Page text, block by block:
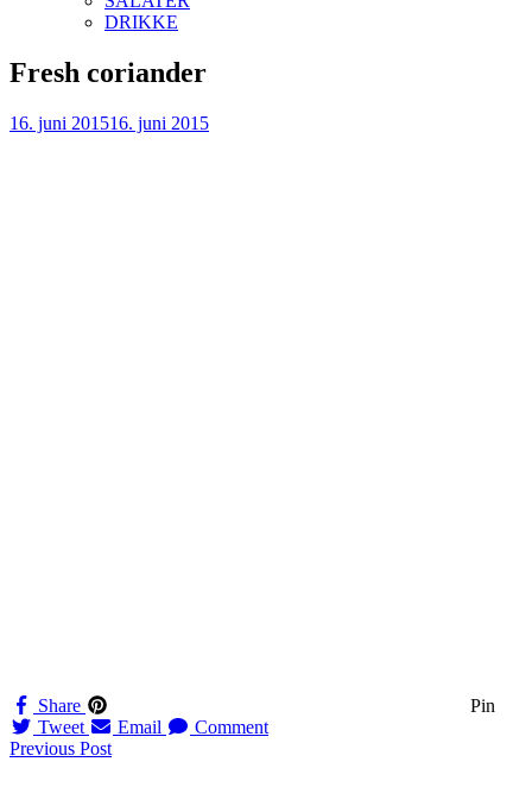
DRIKKE
Skip
to
Fresh coriander
16. juni 201516. juni 2015
Share
Pin
Tweet
Email Comment
Navigation
Previous Post